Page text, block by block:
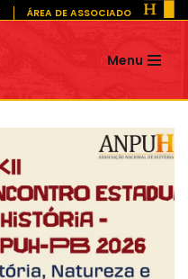
ÁREA DE ASSOCIADO
Menu